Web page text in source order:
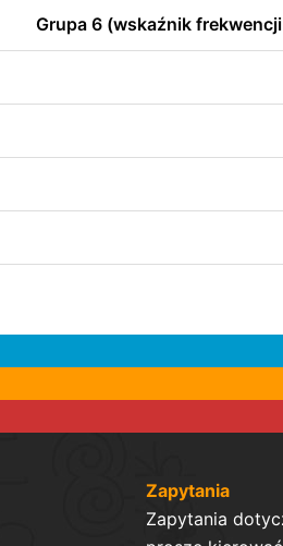
Grupa 6 (wskaźnik
Zapytania
Zapytania